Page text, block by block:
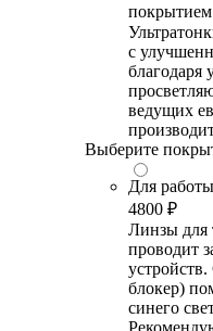
покрытием
с
ведущих
Выберите
Для
4800 ₽
Линзы для
проводит
блокер)
синего